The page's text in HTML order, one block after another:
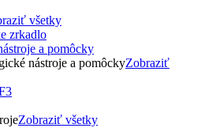
všetky
a pomôcky
nástroje a pomôckyZobraziť
Zobraziť všetky